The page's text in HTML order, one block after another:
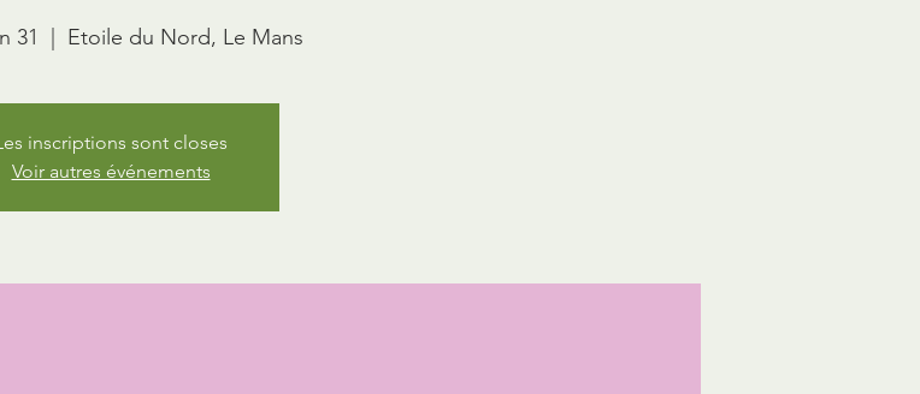
31 Etoile du Nord, Le Mans
inscriptions sont closes
Voir autres événements